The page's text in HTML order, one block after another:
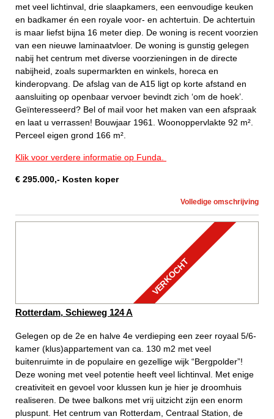
met veel lichtinval, drie slaapkamers, een eenvoudige keuken
en badkamer én een royale voor- en achtertuin. De achtertuin
is maar liefst bijna 16 meter diep. De woning is recent voorzien
van een nieuwe laminaatvloer. De woning is gunstig gelegen
nabij het centrum met diverse voorzieningen in de directe
nabijheid, zoals supermarkten en winkels, horeca en
kinderopvang. De afslag van de A15 ligt op korte afstand en
aansluiting op openbaar vervoer bevindt zich ‘om de hoek’.
Geïnteresseerd? Bel of mail voor het maken van een afspraak
en laat u verrassen! Bouwjaar 1961. Woonoppervlakte 92 m².
Perceel eigen grond 166 m².
Klik voor verdere informatie op Funda.
€ 295.000,- Kosten koper
Volledige omschrijving
VERKOCHT
Rotterdam, Schieweg 124 A
Gelegen op de 2e en halve 4e verdieping een zeer royaal 5/6-
kamer (klus)appartement van ca. 130 m2 met veel
buitenruimte in de populaire en gezellige wijk “Bergpolder”!
Deze woning met veel potentie heeft veel lichtinval. Met enige
creativiteit en gevoel voor klussen kun je hier je droomhuis
realiseren. De twee balkons met vrij uitzicht zijn een enorm
pluspunt. Het centrum van Rotterdam, Centraal Station, de